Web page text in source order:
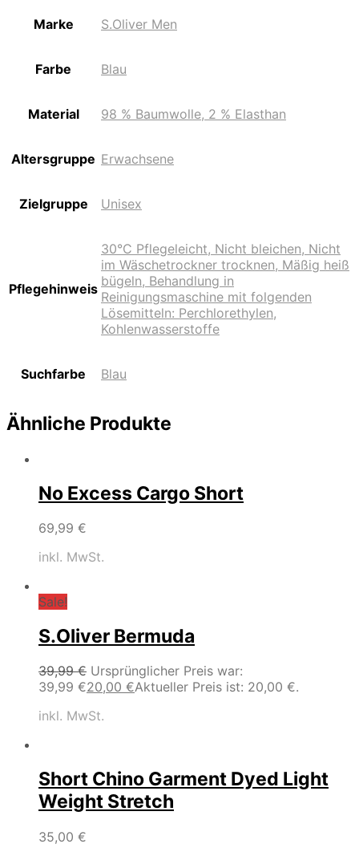
Marke S.Oliver Men
Farbe Blau
Material 98 % Baumwolle, 2 % Elasthan
Altersgruppe Erwachsene
Zielgruppe Unisex
Pflegehinweis
30°C Pflegeleicht, Nicht bleichen, Nicht
im Wäschetrockner trocknen, Mäßig heiß
bügeln, Behandlung in
Reinigungsmaschine mit folgenden
Lösemitteln: Perchlorethylen,
Kohlenwasserstoffe
Suchfarbe Blau
Ähnliche Produkte
No Excess Cargo Short
69,99 €
inkl. MwSt.
Sale!
S.Oliver Bermuda
39,99€ Ursprünglicher Preis war:
39,99 €20,00 €Aktueller Preis ist: 20,00 €.
inkl. MwSt.
Short Chino Garment Dyed Light
Weight Stretch
35,00 €